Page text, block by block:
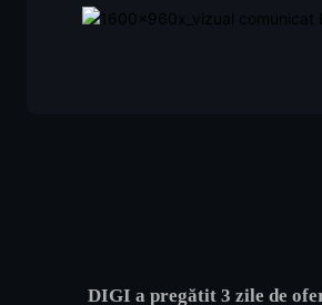
DIGIa pregătit 3 zile de